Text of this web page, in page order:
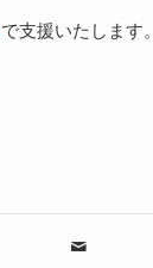
で支援いたします。